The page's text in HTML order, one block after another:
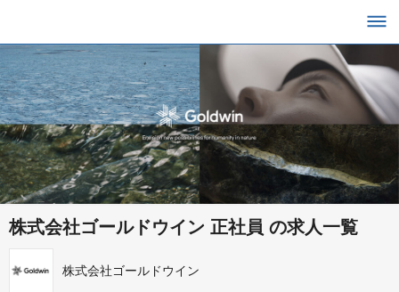
株式会社ゴールドウイン 正社員 の求人一覧
株式会社ゴールドウイン